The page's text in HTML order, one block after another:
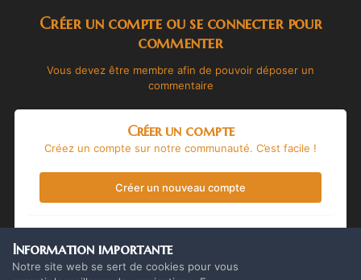
Créer un compte ou se connecter pour
commenter
Vous devez être membre afin de pouvoir déposer un
commentaire
Créer un compte
Créez un compte sur notre communauté. C’est facile !
Créer un nouveau compte
Vous avez déjà un compte ? Connectez-vous ici.
Information importante
Notre site web se sert de cookies pour vous